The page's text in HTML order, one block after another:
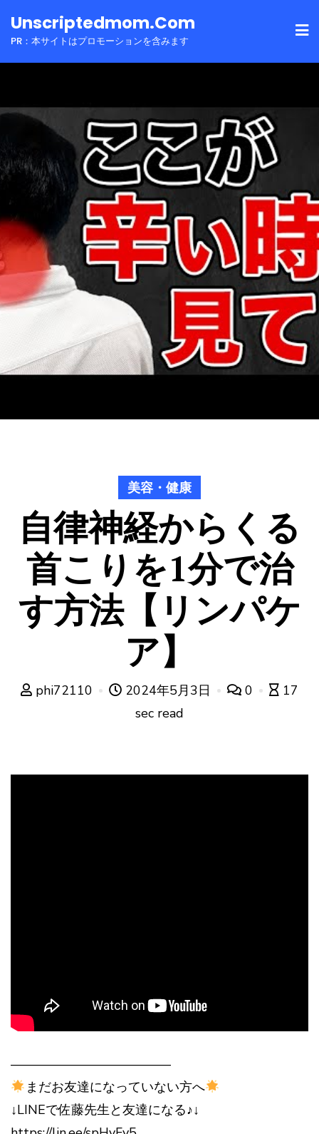
toUnscriptedmom.com
PR：本サイトはプロモーションを含みます
美容・健康
自律神経からくる
首こりを1分で治
す方法【リンパケ
ア】
phi72110 2024年5月3日 0
17
sec read
————————————–
まだお友達になっていない方へ
↓LINEで佐藤先生と友達になる♪↓